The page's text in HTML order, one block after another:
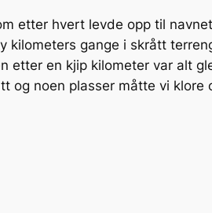
etter hvert levde opp til
gange i skrått
etter en kjip kilometer var alt
noen plasser måtte vi klore